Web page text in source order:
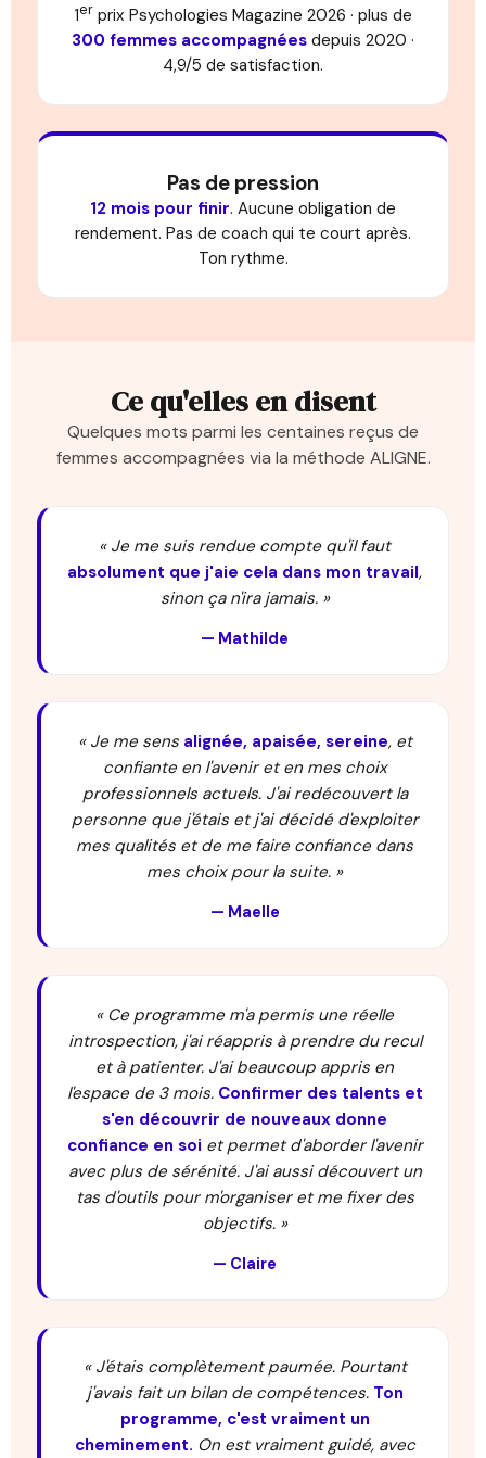
1er prix Psychologies Magazine 2026 · plus de
300 femmes accompagnées depuis 2020 ·
4,9/5 de satisfaction.
Pas de pression
12 mois pour finir. Aucune obligation de
rendement. Pas de coach qui te court après.
Ton rythme.
Ce qu'elles en disent
Quelques mots parmi les centaines reçus de
femmes accompagnées via la méthode ALIGNE.
« Je me suis rendue compte qu'il faut
absolument que j'aie cela dans mon travail,
sinon ça n'ira jamais. »
— Mathilde
« Je me sens alignée, apaisée, sereine, et
confiante en l'avenir et en mes choix
professionnels actuels. J'ai redécouvert la
personne que j'étais et j'ai décidé d'exploiter
mes qualités et de me faire confiance dans
mes choix pour la suite. »
— Maelle
« Ce programme m'a permis une réelle
introspection, j'ai réappris à prendre du recul
et à patienter. J'ai beaucoup appris en
l'espace de 3 mois. Confirmer des talents et
s'en découvrir de nouveaux donne
confiance en soi et permet d'aborder l'avenir
avec plus de sérénité. J'ai aussi découvert un
tas d'outils pour m'organiser et me fixer des
objectifs. »
— Claire
« J'étais complètement paumée. Pourtant
j'avais fait un bilan de compétences. Ton
programme, c'est vraiment un
cheminement. On est vraiment guidé, avec